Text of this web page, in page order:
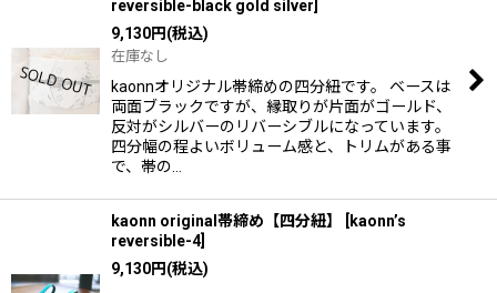
reversible-black gold silver
9,130円(税込)
在庫なし
kaonnオリジナル帯締めの四分紐です。 ベースは
両面ブラックですが、縁取りが片面がゴールド、
反対がシルバーのリバーシブルになっています。
四分幅の程よいボリューム感と、トリムがある事
で、帯の…
kaonn original帯締め【四分紐】
kaonn’s
reversible-4]
9,130円(税込)